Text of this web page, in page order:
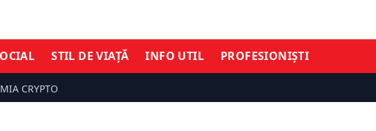
STIL DE VIAȚĂ INFO UTIL PROFESIONIȘTI
CRYPTO